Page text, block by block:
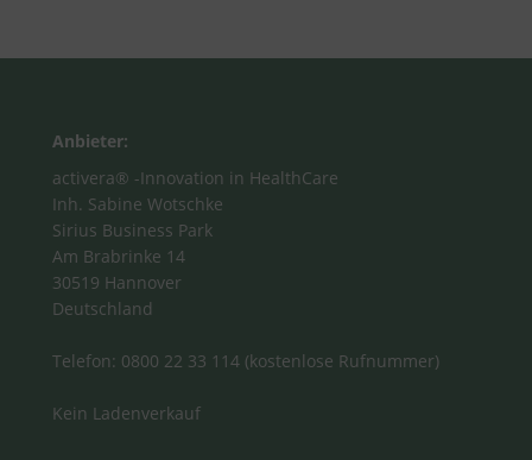
Anbieter:
activera® -Innovation in HealthCare
Inh. Sabine Wotschke
Sirius Business Park
Am Brabrinke 14
30519 Hannover
Deutschland
Telefon: 0800 22 33 114 (kostenlose Rufnummer)
Kein Ladenverkauf